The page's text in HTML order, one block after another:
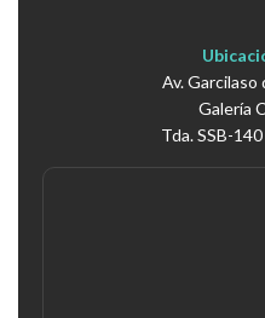
Av. Garcilaso
Galería
Tda. SSB-